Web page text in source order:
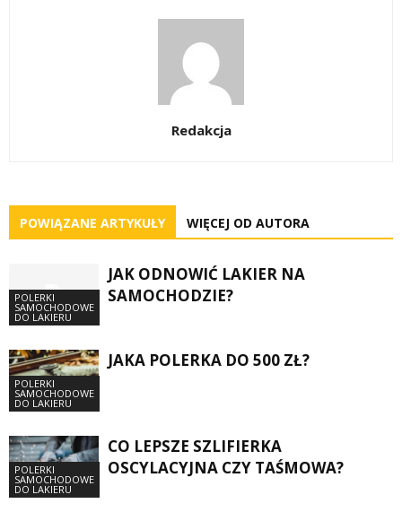
Redakcja
POWIĄZANE ARTYKUŁY WIĘCEJ OD AUTORA
POLERKI
SAMOCHODOWE
DO LAKIERU
JAK ODNOWIĆ LAKIER NA
SAMOCHODZIE?
POLERKI
SAMOCHODOWE
DO LAKIERU
JAKA POLERKA DO 500 ZŁ?
POLERKI
SAMOCHODOWE
DO LAKIERU
CO LEPSZE SZLIFIERKA
OSCYLACYJNA CZY TAŚMOWA?